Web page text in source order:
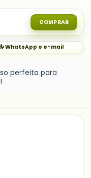
COMPRAR
WhatsApp e e-mail
perfeito para